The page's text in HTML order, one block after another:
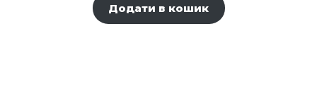
Додати в кошик